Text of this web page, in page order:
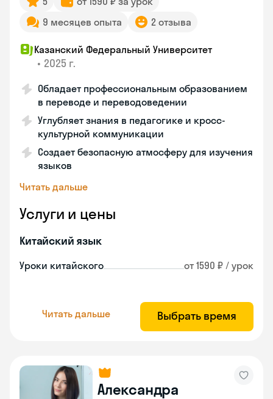
9 месяцев опыта
2 отзыва
Казанский Федеральный Университет
• 2025 г.
Обладает профессиональным образованием
в переводе и переводоведении
Углубляет знания в педагогике и кросс-
культурной коммуникации
Создает безопасную атмосферу для изучения
языков
Читать дальше
Услуги и цены
Китайский язык
Уроки китайского от 1590 ₽ / урок
Читать дальше Выбрать время
Александра